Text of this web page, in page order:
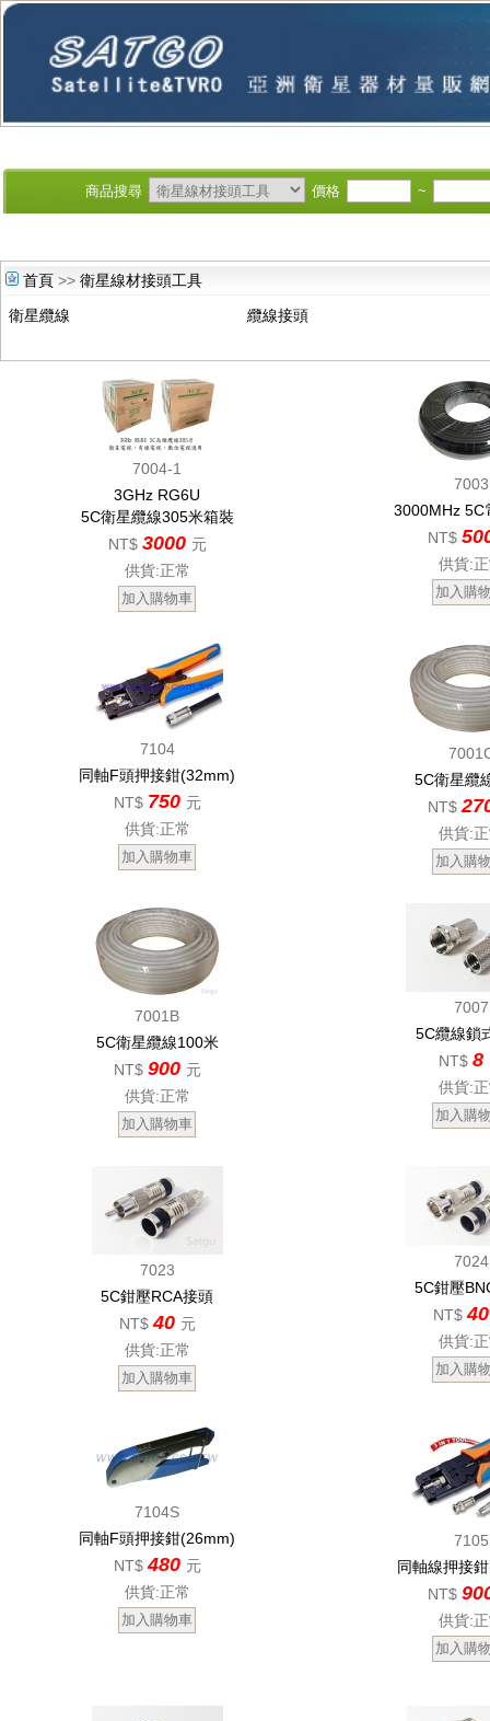
商品搜尋 價格 ~
首頁 >> 衛星線材接頭工具
衛星纜線
纜線接頭
7004-1
3GHz RG6U
5C衛星纜線305米箱裝
NT$ 3000 元
供貨:正常
7003
3000MHz 5C
NT$
供貨:
7104
同軸F頭押接鉗(32mm)
NT$ 750 元
供貨:正常
5C衛星纜
NT$
供貨:
7001B
5C衛星纜線100米
NT$ 900 元
供貨:正常
7007
5C纜線鎖
NT$ 8
供貨:
7023
5C鉗壓RCA接頭
NT$ 40 元
供貨:正常
7024
5C鉗壓
NT$
供貨:
7104S
同軸F頭押接鉗(26mm)
NT$ 480 元
供貨:正常
7105
同軸線押接
NT$
供貨: